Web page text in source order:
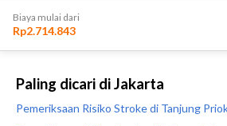
Paling dicari di Jakarta
Pemeriksaan Risiko Stroke di Tanjung